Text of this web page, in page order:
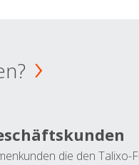
die den